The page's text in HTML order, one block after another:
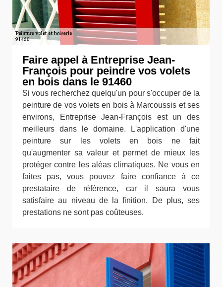
Faire appel à Entreprise Jean-
François pour peindre vos volets
en bois dans le 91460
Si vous recherchez quelqu'un pour s'occuper de la
peinture de vos volets en bois à Marcoussis et ses
environs, Entreprise Jean-François est un des
meilleurs dans le domaine. L'application d'une
peinture sur les volets en bois ne fait
qu'augmenter sa valeur et permet de mieux les
protéger contre les aléas climatiques. Ne vous en
faites pas, vous pouvez faire confiance à ce
prestataire de référence, car il saura vous
satisfaire au niveau de la finition. De plus, ses
prestations ne sont pas coûteuses.